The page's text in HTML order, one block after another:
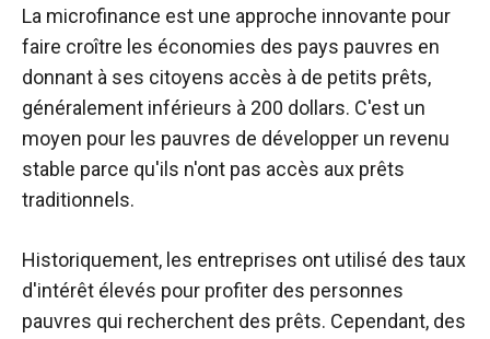
La microfinance est une approche innovante pour
faire croître les économies des pays pauvres en
donnant à ses citoyens accès à de petits prêts,
généralement inférieurs à 200 dollars. C'est un
moyen pour les pauvres de développer un revenu
stable parce qu'ils n'ont pas accès aux prêts
traditionnels.
Historiquement, les entreprises ont utilisé des taux
d'intérêt élevés pour profiter des personnes
pauvres qui recherchent des prêts. Cependant, des